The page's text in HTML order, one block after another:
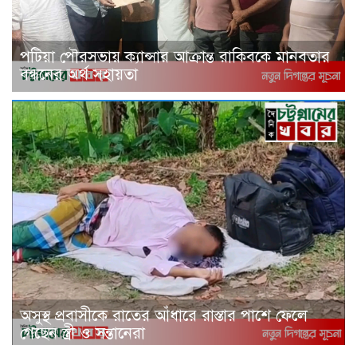
পটিয়া পৌরসভায় ক্যান্সার আক্রান্ত রাকিবকে মানবতার
বন্ধনের অর্থ সহায়তা
অসুস্থ প্রবাসীকে রাতের আঁধারে রাস্তার পাশে ফেলে
গেছেন স্ত্রী ও সন্তানেরা